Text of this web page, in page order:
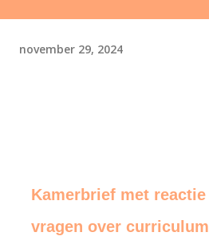
november 29, 2024
Kamerbrief met
vragen over